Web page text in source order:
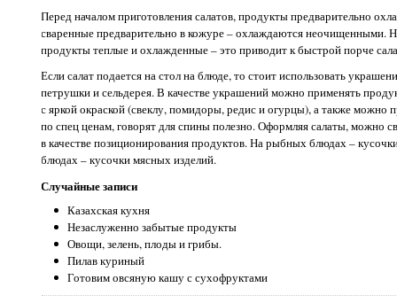
Перед началом приготовления салатов, продукты предварительно
сваренные предварительно в кожуре – охлаждаются неочищенными.
продукты теплые и охлажденные – это приводит к быстрой порче
Если салат подается на стол на блюде, то стоит использовать
петрушки и сельдерея. В качестве украшений можно применять
с яркой окраской (свеклу, помидоры, редис и огурцы), а также можно
по спец ценам, говорят для спины полезно. Оформляя салаты, можно
в качестве позиционирования продуктов. На рыбных блюдах –
блюдах – кусочки мясных изделий.
Случайные записи
Казахская кухня
Незаслуженно забытые продукты
Овощи, зелень, плоды и грибы.
Пилав куриный
Готовим овсяную кашу с сухофруктами